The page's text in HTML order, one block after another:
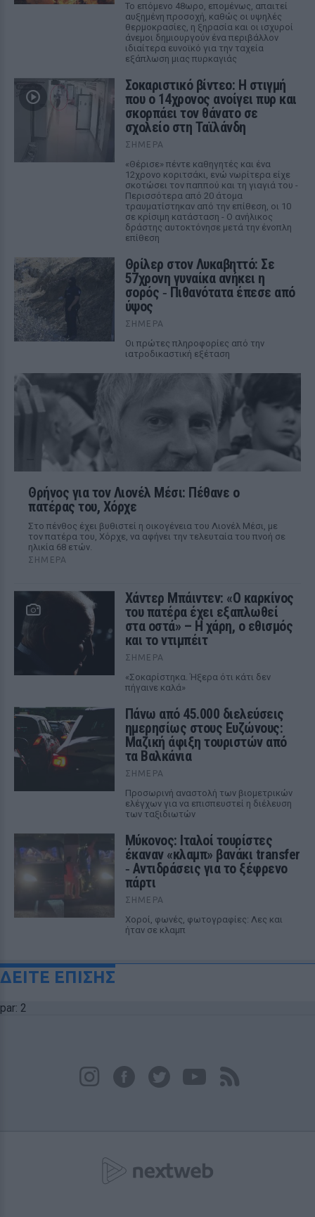
Το επόμενο 48ωρο, επομένως, απαιτεί
αυξημένη προσοχή, καθώς οι υψηλές
θερμοκρασίες, η ξηρασία και οι ισχυροί
άνεμοι δημιουργούν ένα περιβάλλον
ιδιαίτερα ευνοϊκό για την ταχεία
εξάπλωση μιας πυρκαγιάς
Σοκαριστικό βίντεο: Η στιγμή
που ο 14χρονος ανοίγει πυρ και
σκορπάει τον θάνατο σε
σχολείο στη Ταϊλάνδη
ΣΉΜΕΡΑ
«Θέρισε» πέντε καθηγητές και ένα
12χρονο κοριτσάκι, ενώ νωρίτερα είχε
σκοτώσει τον παππού και τη γιαγιά του -
Περισσότερα από 20 άτομα
τραυματίστηκαν από την επίθεση, οι 10
σε κρίσιμη κατάσταση - Ο ανήλικος
δράστης αυτοκτόνησε μετά την ένοπλη
επίθεση
Θρίλερ στον Λυκαβηττό: Σε
57χρονη γυναίκα ανήκει η
σορός ‑ Πιθανότατα έπεσε από
ύψος
ΣΉΜΕΡΑ
Οι πρώτες πληροφορίες από την
ιατροδικαστική εξέταση
Θρήνος για τον Λιονέλ Μέσι: Πέθανε ο
πατέρας του, Χόρχε
Στο πένθος έχει βυθιστεί η οικογένεια του Λιονέλ Μέσι, με
τον πατέρα του, Χόρχε, να αφήνει την τελευταία του πνοή σε
ηλικία 68 ετών.
ΣΉΜΕΡΑ
Χάντερ Μπάιντεν: «Ο καρκίνος
του πατέρα έχει εξαπλωθεί
στα οστά» – Η χάρη, ο εθισμός
και το ντιμπέιτ
ΣΉΜΕΡΑ
«Σοκαρίστηκα. Ήξερα ότι κάτι δεν
πήγαινε καλά»
Πάνω από 45.000 διελεύσεις
ημερησίως στους Ευζώνους:
Μαζική άφιξη τουριστών από
τα Βαλκάνια
ΣΉΜΕΡΑ
Προσωρινή αναστολή των βιομετρικών
ελέγχων για να επισπευστεί η διέλευση
των ταξιδιωτών
Μύκονος: Ιταλοί τουρίστες
έκαναν «κλαμπ» βανάκι transfer
‑ Αντιδράσεις για το ξέφρενο
πάρτι
ΣΉΜΕΡΑ
Χοροί, φωνές, φωτογραφίες: Λες και
ήταν σε κλαμπ
ΔΕΙΤΕ ΕΠΙΣΗΣ
par: 2